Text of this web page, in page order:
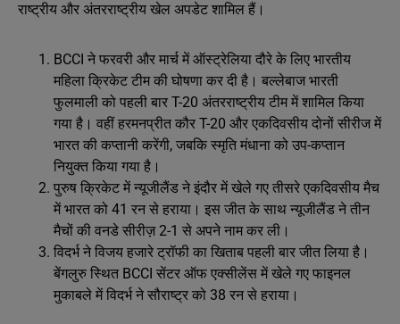
राष्ट्रीय और अंतरराष्ट्रीय खेल अपडेट शामिल हैं।
BCCI ने फरवरी और मार्च में ऑस्ट्रेलिया दौरे के लिए भारतीय
महिला क्रिकेट टीम की घोषणा कर दी है। बल्लेबाज भारती
फुलमाली को पहली बार T-20 अंतरराष्ट्रीय टीम में शामिल किया
गया है। वहीं हरमनप्रीत कौर T-20 और एकदिवसीय दोनों सीरीज में
भारत की कप्तानी करेंगी, जबकि स्मृति मंधाना को उप-कप्तान
नियुक्त किया गया है।
पुरुष क्रिकेट में न्यूजीलैंड ने इंदौर में खेले गए तीसरे एकदिवसीय मैच
में भारत को 41 रन से हराया। इस जीत के साथ न्यूजीलैंड ने तीन
मैचों की वनडे सीरीज़ 2-1 से अपने नाम कर ली।
विदर्भ ने विजय हजारे ट्रॉफी का खिताब पहली बार जीत लिया है।
बेंगलुरु स्थित BCCI सेंटर ऑफ एक्सीलेंस में खेले गए फाइनल
मुकाबले में विदर्भ ने सौराष्ट्र को 38 रन से हराया।